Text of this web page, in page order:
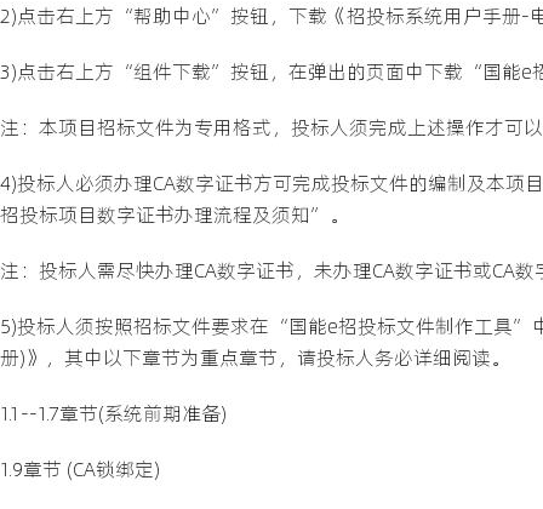
2)点击右上方“帮助中心”按钮，下载《招投标系统用户手册-
3)点击右上方“组件下载”按钮，在弹出的页面中下载“国能
注：本项目招标文件为专用格式，投标人须完成上述操作才可
4)投标人必须办理CA数字证书方可完成投标文件的编制及本
招投标项目数字证书办理流程及须知”。
注：投标人需尽快办理CA数字证书，未办理CA数字证书或CA
5)投标人须按照招标文件要求在“国能e招投标文件制作工具”
册)》，其中以下章节为重点章节，请投标人务必详细阅读。
1.1--1.7章节(系统前期准备)
1.9章节 (CA锁绑定)